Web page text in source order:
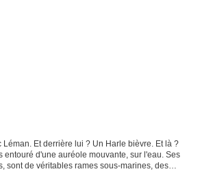
Et derrière lui ? Un Harle bièvre. Et là ?
entouré d'une auréole mouvante, sur l'eau. Ses
sont de véritables rames sous-marines, des